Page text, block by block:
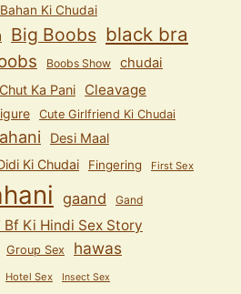
Ki Chudai
Big Boobs black bra
Boobs Show chudai
Chut Ka Pani Cleavage
Cute Girlfriend Ki Chudai
Desi Maal
Ki Chudai Fingering First Sex
gaand Gand
Bf Ki Hindi Sex Story
Group Sex hawas
Hotel Sex Insect Sex